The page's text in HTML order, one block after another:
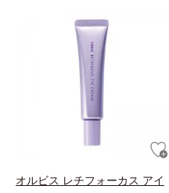
オルビス レチフォーカス アイ